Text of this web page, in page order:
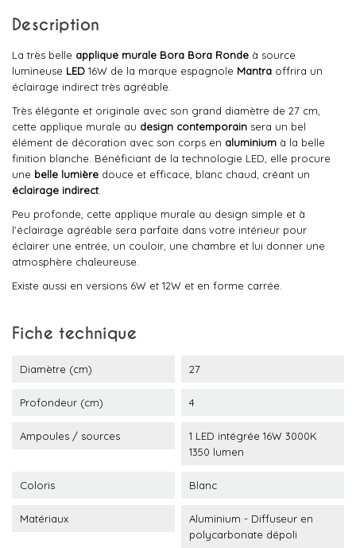
Description
La très belle applique murale Bora Bora Ronde à source
lumineuse LED 16W de la marque espagnole Mantra offrira un
éclairage indirect très agréable.
Très élégante et originale avec son grand diamètre de 27 cm,
cette applique murale au design contemporain sera un bel
élément de décoration avec son corps en aluminium à la belle
finition blanche. Bénéficiant de la technologie LED, elle procure
une belle lumière douce et efficace, blanc chaud, créant un
éclairage indirect.
Peu profonde, cette applique murale au design simple et à
l'éclairage agréable sera parfaite dans votre intérieur pour
éclairer une entrée, un couloir, une chambre et lui donner une
atmosphère chaleureuse.
Existe aussi en versions 6W et 12W et en forme carrée.
Fiche technique
Diamètre (cm) 27
Profondeur (cm) 4
Ampoules / sources
1 LED intégrée 16W 3000K
1350 lumen
Coloris Blanc
Matériaux
Aluminium - Diffuseur en
polycarbonate dépoli